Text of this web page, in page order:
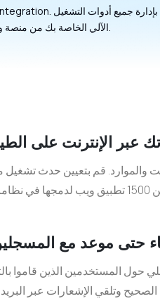
الآلي الخاصة بك من منصة واحدة واستفد من أكثر من 1500 تطبيق ويب جاهز للتكامل.
عبر الإنترنت على
والموارد. قم بتعيين حدث تشغيل
حتى موعد مع
حول المستخدمين الذين قاموا
وتلقي الإشعارات عبر البريد